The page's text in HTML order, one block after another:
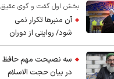
شهادت ایشان شگفت
زده شد
بخش اول گفت و گوی عقیق
با استاد حسین انصاریان:
آن منبرها تکرار نمی
شود/ روایتی از دوران
کودکی و نوجوانی این
واعظ بزرگ و نویسنده و
پژوهشگر جهان اسلام
سه نصیحت مهم حافظ
در بیان حجت الاسلام